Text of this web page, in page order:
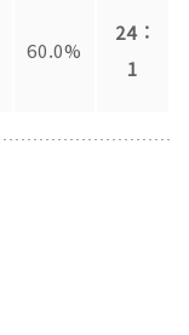
60.0%
24 :
1